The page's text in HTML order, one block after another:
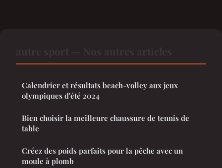
Calendrier et résultats beach-volley aux jeux
olympiques d'été 2024
Bien choisir la meilleure chaussure de tennis de
table
Créez des poids parfaits pour la pêche avec un
moule à plomb